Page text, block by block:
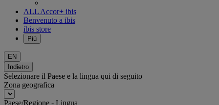
ALL Accor+ ibis
Benvenuto a ibis
ibis store
Più
EN
Indietro
Selezionare il Paese e la lingua qui di seguito
Zona geografica
Paese/Regione - Lingua